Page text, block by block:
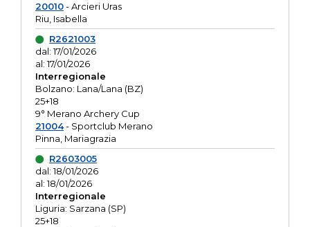
20010- Arcieri Uras
Riu, Isabella
R2621003
dal: 17/01/2026
al: 17/01/2026
Interregionale
Bolzano: Lana/Lana (BZ)
25+18
9° Merano Archery Cup
21004- Sportclub Merano
Pinna, Mariagrazia
R2603005
dal: 18/01/2026
al: 18/01/2026
Interregionale
Liguria: Sarzana (SP)
25+18